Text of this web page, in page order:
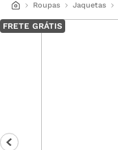
Roupas Jaquetas
FRETE GRÁTIS